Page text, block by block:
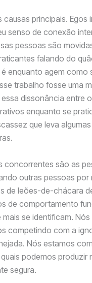
principais.
senso de conexão
pessoas são
falando do
enquanto agem
trabalho fosse uma
dissonância entre
enquanto se
que leva
concorrentes são as
outras pessoas
de leões-de-chácara
de comportamento
se identificam.
competindo com a
Nós estamos
podemos produzir
segura.